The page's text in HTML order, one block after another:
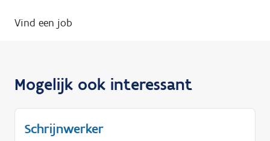
Vind een job
Mogelijk ook interessant
Schrijnwerker